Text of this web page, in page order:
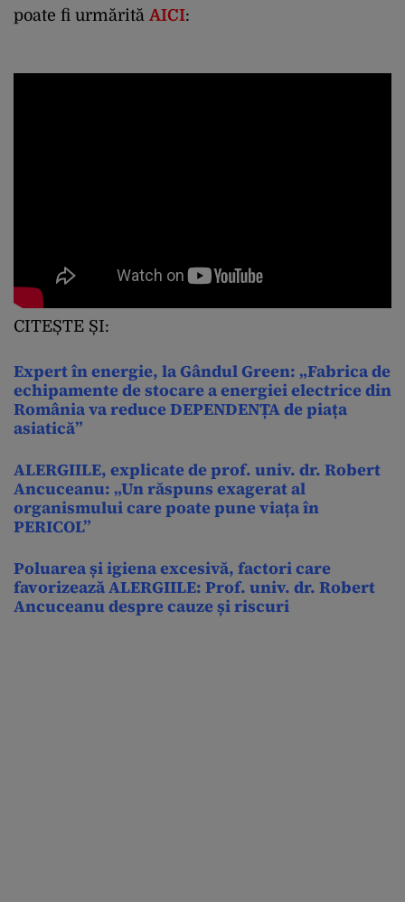
poate fi urmărităAICI:
CITEȘTE ȘI:
Expert în energie, la Gândul Green: „Fabrica de
echipamente de stocare a energiei electrice din
România va reduce DEPENDENȚA de piața
asiatică”
ALERGIILE, explicate de prof. univ. dr. Robert
Ancuceanu: „Un răspuns exagerat al
organismului care poate pune viața în
PERICOL”
Poluarea și igiena excesivă, factori care
favorizează ALERGIILE: Prof. univ. dr. Robert
Ancuceanu despre cauze și riscuri